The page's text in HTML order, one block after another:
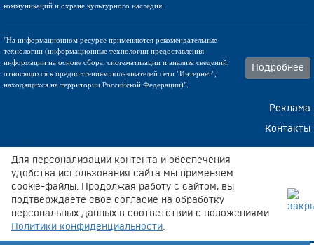
коммуникаций и охране культурного наследия.
"На информационном ресурсе применяются рекомендательные
технологии (информационные технологии предоставления
информации на основе сбора, систематизации и анализа сведений,
относящихся к предпочтениям пользователей сети "Интернет",
находящихся на территории Российской Федерации)".
Подробнее
Реклама
Контакты
Техническа поддержка
Вывод из запоя на дому и в стационарестационар вывод из
запоя.
Для персонализации контента и обеспечения
удобства использования сайта мы применяем
cookie-файлы. Продолжая работу с сайтом, вы
подтверждаете свое согласие на обработку
персональных данных в соответствии с положениями
Политики конфиденциальности.